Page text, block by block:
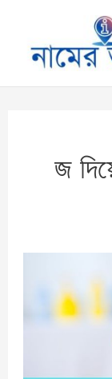
content
জ